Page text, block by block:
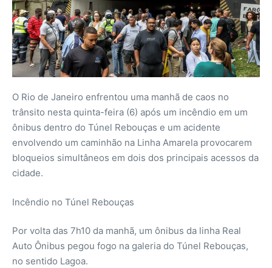
O Rio de Janeiro enfrentou uma manhã de caos no
trânsito nesta quinta-feira (6) após um incêndio em um
ônibus dentro do Túnel Rebouças e um acidente
envolvendo um caminhão na Linha Amarela provocarem
bloqueios simultâneos em dois dos principais acessos da
cidade.
Incêndio no Túnel Rebouças
Por volta das 7h10 da manhã, um ônibus da linha Real
Auto Ônibus pegou fogo na galeria do Túnel Rebouças,
no sentido Lagoa.